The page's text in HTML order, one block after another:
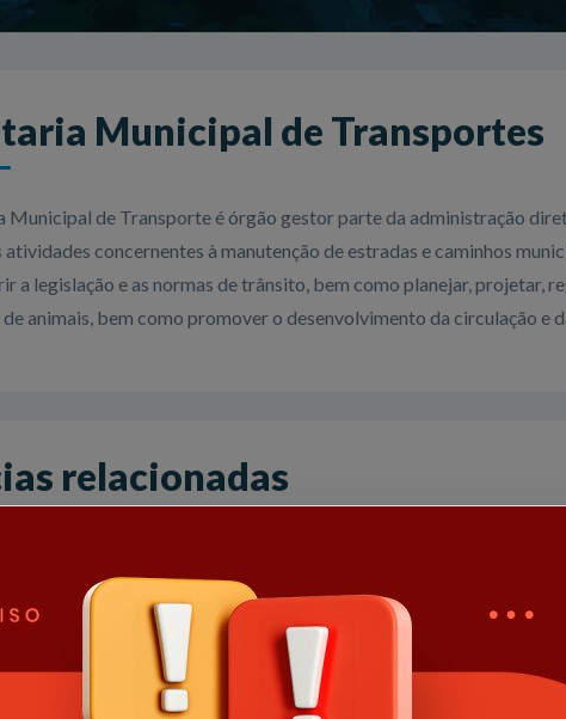
Municipal de Transportes
Municipal de Transporte é órgão gestor parte da administração
concernentes à manutenção de estradas e caminhos
a legislação e as normas de trânsito, bem como planejar, projetar,
animais, bem como promover o desenvolvimento da circulação e
relacionadas
Prefeitura promove
rurais quartelenses.
Vários produtores rurais quartelenses
Paroquial para conhecerem